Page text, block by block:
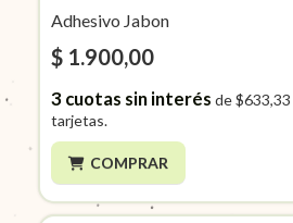
Adhesivo Jabon
$ 1.900,00
3cuotas sin interés de$633,33
tarjetas.
COMPRAR